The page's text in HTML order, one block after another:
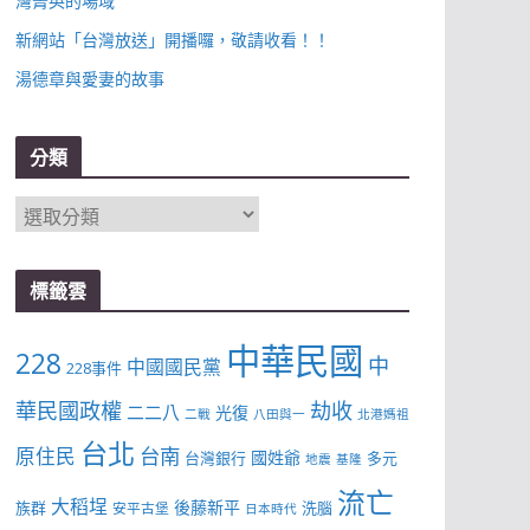
新網站「台灣放送」開播囉，敬請收看！！
湯德章與愛妻的故事
分類
分
類
標籤雲
228 228事件 中國國民黨 中華民國 中
華民國政權 二二八 二戰 光復 八田與一 劫收 北港媽祖
原住民 台北 台南 台灣銀行 國姓爺 地震 基隆 多元
族群 大稻埕 安平古堡 後藤新平 日本時代 洗腦 流亡